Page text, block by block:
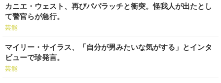
カニエ・ウェスト、再びパパラッチと衝突。怪我人が出たとし
て警官らが急行。
芸能
マイリー・サイラス、「自分が男みたいな気がする」とインタ
ビューで珍発言。
芸能